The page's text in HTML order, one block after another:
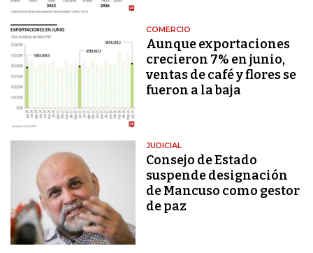
COMERCIO
Aunque exportaciones
crecieron 7% en junio,
ventas de café y flores se
fueron a la baja
JUDICIAL
Consejo de Estado
suspende designación
de Mancuso como gestor
de paz